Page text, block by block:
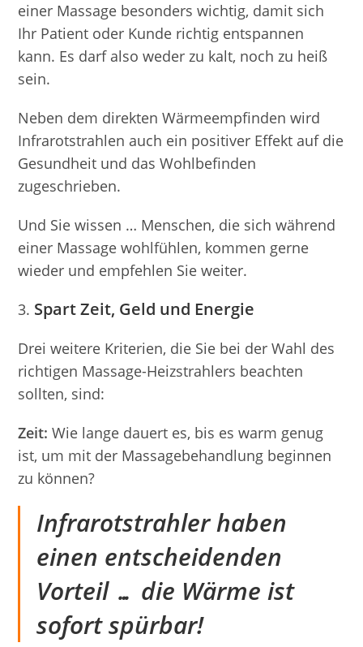
einer Massage besonders wichtig, damit sich
Ihr Patient oder Kunde richtig entspannen
kann. Es darf also weder zu kalt, noch zu heiß
sein.
Neben dem direkten Wärmeempfinden wird
Infrarotstrahlen auch ein positiver Effekt auf die
Gesundheit und das Wohlbefinden
zugeschrieben.
Und Sie wissen … Menschen, die sich während
einer Massage wohlfühlen, kommen gerne
wieder und empfehlen Sie weiter.
Spart Zeit, Geld und Energie
Drei weitere Kriterien, die Sie bei der Wahl des
richtigen Massage-Heizstrahlers beachten
sollten, sind:
Zeit: Wie lange dauert es, bis es warm genug
ist, um mit der Massagebehandlung beginnen
zu können?
Infrarotstrahler haben
einen entscheidenden
Vorteil … die Wärme ist
sofort spürbar!